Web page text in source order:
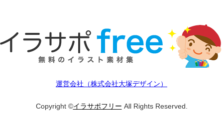
運営会社（株式会社大塚デザイン）
Copyright ©イラサポフリー All Rights Reserved.